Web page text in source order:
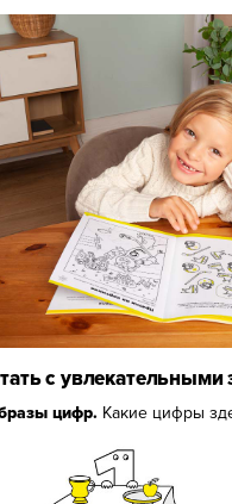
с
цифр. Какие цифры